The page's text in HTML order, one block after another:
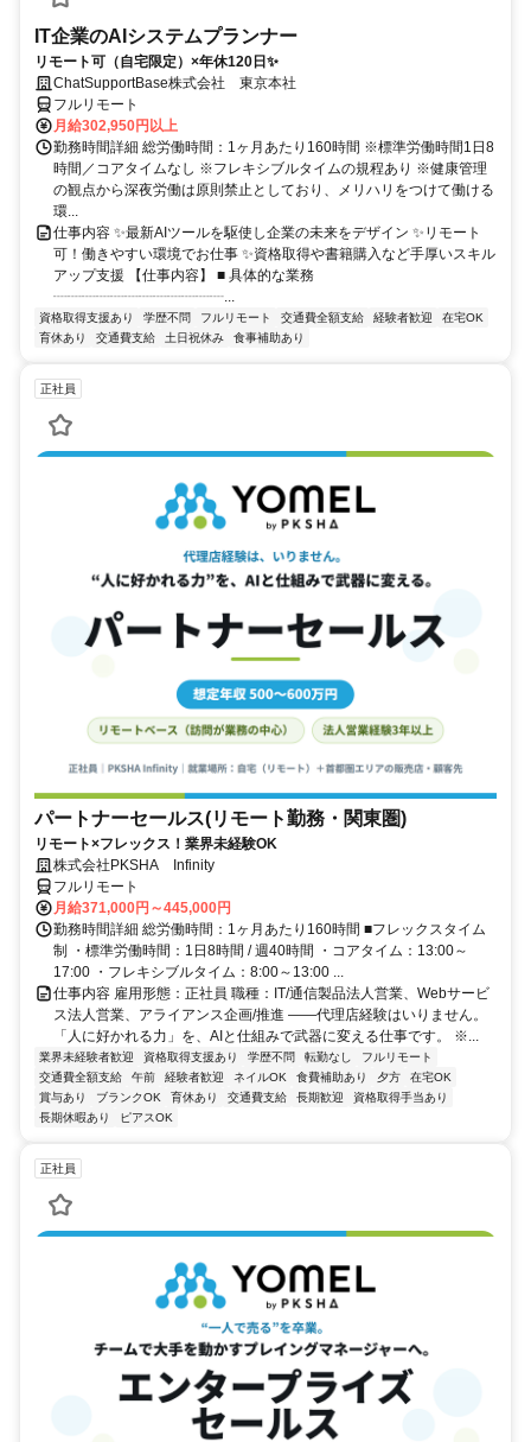
IT企業のAIシステムプランナー
リモート可（自宅限定）×年休120日✨
ChatSupportBase株式会社 東京本社
フルリモート
月給302,950円以上
勤務時間詳細 総労働時間：1ヶ月あたり160時間 ※標準労働時間1日8
時間／コアタイムなし ※フレキシブルタイムの規程あり ※健康管理
の観点から深夜労働は原則禁止としており、メリハリをつけて働ける
環...
仕事内容 ✨最新AIツールを駆使し企業の未来をデザイン ✨リモート
可！働きやすい環境でお仕事 ✨資格取得や書籍購入など手厚いスキル
アップ支援 【仕事内容】 ■ 具体的な業務
┈┈┈┈┈┈┈┈┈┈┈┈...
資格取得支援あり 学歴不問 フルリモート 交通費全額支給 経験者歓迎
在宅OK
育休あり
交通費支給 土日祝休み 食事補助あり
正社員
パートナーセールス(リモート勤務・関東圏)
リモート×フレックス！業界未経験OK
株式会社PKSHA Infinity
フルリモート
月給371,000円～445,000円
勤務時間詳細 総労働時間：1ヶ月あたり160時間 ■フレックスタイム
制 ・標準労働時間：1日8時間 / 週40時間 ・コアタイム：13:00～
17:00 ・フレキシブルタイム：8:00～13:00 ...
仕事内容 雇用形態：正社員 職種：IT/通信製品法人営業、Webサービ
ス法人営業、アライアンス企画/推進 ――代理店経験はいりません。
「人に好かれる力」を、AIと仕組みで武器に変える仕事です。 ※...
業界未経験者歓迎 資格取得支援あり 学歴不問 転勤なし
フルリモート
交通費全額支給
午前 経験者歓迎 ネイルOK 食費補助あり 夕方
在宅OK
賞与あり
ブランクOK 育休あり 交通費支給 長期歓迎
資格取得手当あり
長期休暇あり
ピアスOK
正社員